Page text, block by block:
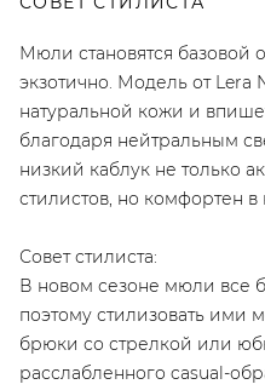
Мюли становятся базовой
экзотично. Модель от Lera
натуральной кожи и
благодаря нейтральным
низкий каблук не только
стилистов, но комфортен в
Совет стилиста:
В новом сезоне мюли все
поэтому стилизовать ими
брюки со стрелкой или
расслабленного casual-